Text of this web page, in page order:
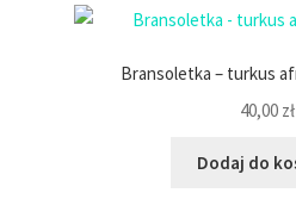
Bransoletka – turkus
40,00 zł
Dodaj do